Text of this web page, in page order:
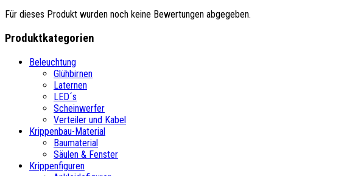
Für dieses Produkt wurden noch keine Bewertungen abgegeben.
Produktkategorien
Beleuchtung
Glühbirnen
Laternen
LED´s
Scheinwerfer
Verteiler und Kabel
Krippenbau-Material
Baumaterial
Säulen & Fenster
Krippenfiguren